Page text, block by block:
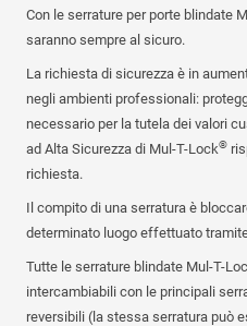
Con le serrature per porte blindate
saranno sempre al sicuro.
La richiesta di sicurezza è in
negli ambienti professionali:
necessario per la tutela dei valori
ad Alta Sicurezza di Mul-T-Lock®
richiesta.
Il compito di una serratura è
determinato luogo effettuato
Tutte le serrature blindate Mul-T-
intercambiabili con le principali
reversibili (la stessa serratura può